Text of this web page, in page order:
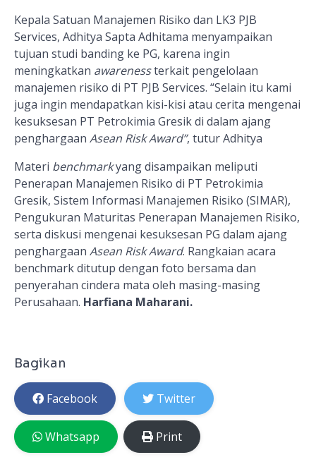
Kepala Satuan Manajemen Risiko dan LK3 PJB
Services, Adhitya Sapta Adhitama menyampaikan
tujuan studi banding ke PG, karena ingin
meningkatkan awarenessterkait pengelolaan
manajemen risiko di PT PJB Services. “Selain itu kami
juga ingin mendapatkan kisi-kisi atau cerita mengenai
kesuksesan PT Petrokimia Gresik di dalam ajang
penghargaan Asean Risk Award”, tutur Adhitya
Materi benchmarkyang disampaikan meliputi
Penerapan Manajemen Risiko di PT Petrokimia
Gresik, Sistem Informasi Manajemen Risiko (SIMAR),
Pengukuran Maturitas Penerapan Manajemen Risiko,
serta diskusi mengenai kesuksesan PG dalam ajang
penghargaan Asean Risk Award. Rangkaian acara
benchmark ditutup dengan foto bersama dan
penyerahan cindera mata oleh masing-masing
Perusahaan. Harfiana Maharani.
Bagikan
Facebook Twitter
Whatsapp Print